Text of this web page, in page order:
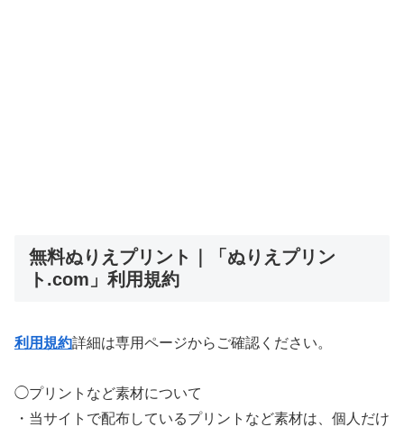
無料ぬりえプリント｜「ぬりえプリン
ト.com」利用規約
利用規約詳細は専用ページからご確認ください。
◯プリントなど素材について
・当サイトで配布しているプリントなど素材は、個人だけ